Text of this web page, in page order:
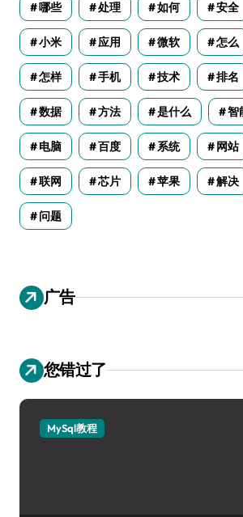
哪些 处理 如何 安全
小米 应用 微软 怎么
怎样 手机 技术 排名
数据 方法 是什么 智
电脑 百度 系统 网站
联网 芯片 苹果 解决
问题
广告
您错过了
MySql教程